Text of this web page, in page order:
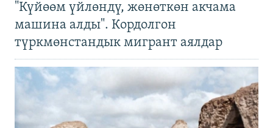
"Күйөөм үйлөндү, жөнөткөн акчама
машина алды". Кордолгон
түркмөнстандык мигрант аялдар